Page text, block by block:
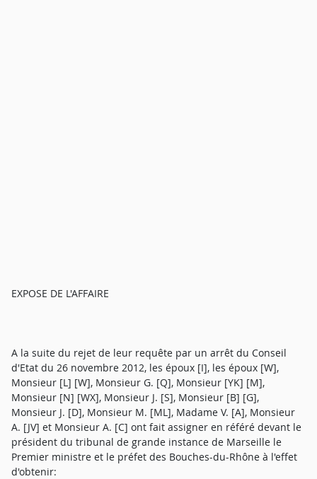
EXPOSE DE L'AFFAIRE
A la suite du rejet de leur requête par un arrêt du Conseil
d'Etat du 26 novembre 2012, les époux [I], les époux [W],
Monsieur [L] [W], Monsieur G. [Q], Monsieur [YK] [M],
Monsieur [N] [WX], Monsieur J. [S], Monsieur [B] [G],
Monsieur J. [D], Monsieur M. [ML], Madame V. [A], Monsieur
A. [JV] et Monsieur A. [C] ont fait assigner en référé devant le
président du tribunal de grande instance de Marseille le
Premier ministre et le préfet des Bouches-du-Rhône à l'effet
d'obtenir: